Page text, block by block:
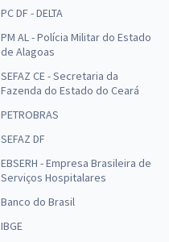
PC DF - DELTA
PM AL - Polícia Militar do Estado
de Alagoas
SEFAZ CE - Secretaria da
Fazenda do Estado do Ceará
PETROBRAS
SEFAZ DF
EBSERH - Empresa Brasileira de
Serviços Hospitalares
Banco do Brasil
IBGE